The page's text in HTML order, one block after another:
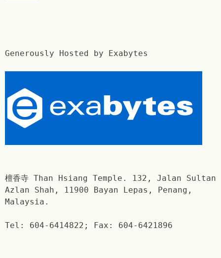
Generously Hosted by Exabytes
檀香寺 Than Hsiang Temple. 132, Jalan Sultan
Azlan Shah, 11900 Bayan Lepas, Penang,
Malaysia.
Tel: 604-6414822; Fax: 604-6421896